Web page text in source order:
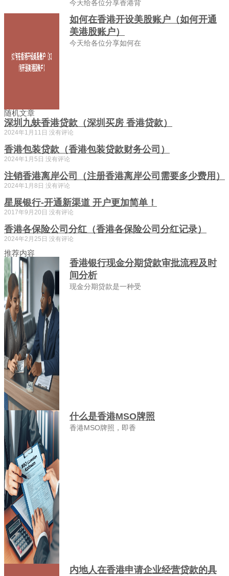
今天给各位分享香港背
如何在香港开设美股账户（如何开通
美港股账户）
今天给各位分享如何在
随机文章
深圳九蚨香港贷款（深圳买房 香港贷款）
2024年1月11日 没有评论
香港包装贷款（香港包装贷款财务公司）
2024年1月5日 没有评论
注销香港离岸公司（注册香港离岸公司需要多少费用）
2024年1月8日 没有评论
星展银行-开通新渠道 开户更加简单！
2017年9月20日 没有评论
香港各保险公司分红（香港各保险公司分红记录）
2024年2月25日 没有评论
推荐内容
香港银行现金分期贷款审批流程及时
间分析
现金分期贷款是一种受
什么是香港MSO牌照
香港MSO牌照，即香
内地人在香港申请企业经营贷款的具